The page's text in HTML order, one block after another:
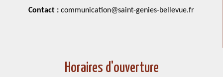
Contact : communication@saint-genies-bellevue.fr
Horaires d'ouverture